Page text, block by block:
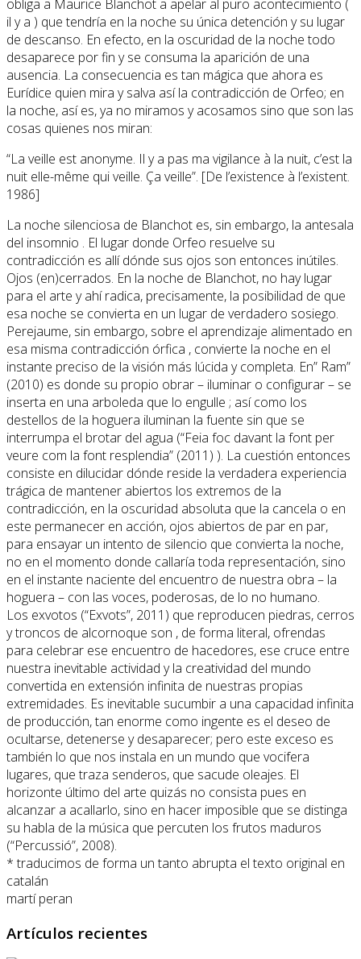
obliga a Maurice Blanchot a apelar al puro acontecimiento (
il y a ) que tendría en la noche su única detención y su lugar
de descanso. En efecto, en la oscuridad de la noche todo
desaparece por fin y se consuma la aparición de una
ausencia. La consecuencia es tan mágica que ahora es
Eurídice quien mira y salva así la contradicción de Orfeo; en
la noche, así es, ya no miramos y acosamos sino que son las
cosas quienes nos miran:
“La veille est anonyme. Il y a pas ma vigilance à la nuit, c’est la
nuit elle-même qui veille. Ça veille”. [De l’existence à l’existent.
1986]
La noche silenciosa de Blanchot es, sin embargo, la antesala
del insomnio . El lugar donde Orfeo resuelve su
contradicción es allí dónde sus ojos son entonces inútiles.
Ojos (en)cerrados. En la noche de Blanchot, no hay lugar
para el arte y ahí radica, precisamente, la posibilidad de que
esa noche se convierta en un lugar de verdadero sosiego.
Perejaume, sin embargo, sobre el aprendizaje alimentado en
esa misma contradicción órfica , convierte la noche en el
instante preciso de la visión más lúcida y completa. En” Ram”
(2010) es donde su propio obrar – iluminar o configurar – se
inserta en una arboleda que lo engulle ; así como los
destellos de la hoguera iluminan la fuente sin que se
interrumpa el brotar del agua (“Feia foc davant la font per
veure com la font resplendia” (2011) ). La cuestión entonces
consiste en dilucidar dónde reside la verdadera experiencia
trágica de mantener abiertos los extremos de la
contradicción, en la oscuridad absoluta que la cancela o en
este permanecer en acción, ojos abiertos de par en par,
para ensayar un intento de silencio que convierta la noche,
no en el momento donde callaría toda representación, sino
en el instante naciente del encuentro de nuestra obra – la
hoguera – con las voces, poderosas, de lo no humano.
Los exvotos (“Exvots”, 2011) que reproducen piedras, cerros
y troncos de alcornoque son , de forma literal, ofrendas
para celebrar ese encuentro de hacedores, ese cruce entre
nuestra inevitable actividad y la creatividad del mundo
convertida en extensión infinita de nuestras propias
extremidades. Es inevitable sucumbir a una capacidad infinita
de producción, tan enorme como ingente es el deseo de
ocultarse, detenerse y desaparecer; pero este exceso es
también lo que nos instala en un mundo que vocifera
lugares, que traza senderos, que sacude oleajes. El
horizonte último del arte quizás no consista pues en
alcanzar a acallarlo, sino en hacer imposible que se distinga
su habla de la música que percuten los frutos maduros
(“Percussió”, 2008).
* traducimos de forma un tanto abrupta el texto original en
catalán
martí peran
Artículos recientes